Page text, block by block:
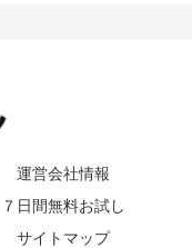
運営会社情報
７日間無料お試し
サイトマップ